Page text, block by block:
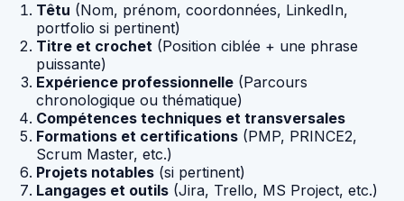
Têtu (Nom, prénom, coordonnées, LinkedIn,
portfolio si pertinent)
Titre et crochet (Position ciblée + une phrase
puissante)
Expérience professionnelle (Parcours
chronologique ou thématique)
Compétences techniques et transversales
Formations et certifications (PMP, PRINCE2,
Scrum Master, etc.)
Projets notables (si pertinent)
Langages et outils (Jira, Trello, MS Project, etc.)